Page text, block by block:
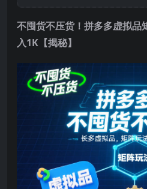
不囤货不压货！拼多多虚拟品
入1K【揭秘】